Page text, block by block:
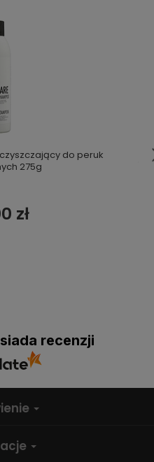
do peruk
275g
zł
recenzji